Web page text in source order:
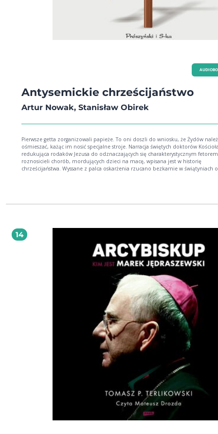
Antysemickie chrześcijaństwo
Artur Nowak, Stanisław Obirek
Pierwsze getta zorganizowali papieże. To oni doszli do wniosku, że Żydów
ośmieszać, każąc im nosić specjalne stroje. Narracja świętych doktorów
redukująca rodaków Jezusa do odznaczających się charakterystycznym fetorem
roznosicieli chorób, mordujących dzieci na macę, wpisana jest w historię
chrześcijaństwa. Wyssane z palca oskarżenia rzucano bezkarnie w świątyniach
ponad dwóch tysięcy lat krzyżują Żydów. Przemilczana historia, która
Obirkiem bestsellerowych reportaży Babilon. Kryminalna historia Kościoła,
Władza, strach i pieniądze w polskim Kościele oraz Skandalistów w sutannach,
filozofem Ireneuszem Ziemińskim książki Chrześcijaństwo. Amoralna religia.
nastolatki molestowanej przez egzorcystów. Jest również autorem reportażu
Adwokaci. Zraniony zapał. Współautor podcastu Kryminalna historia Kościoła,
nagrodzonego Bestsellerem Empiku za 2022 rok. Kolejny sezon tego podcastu
otrzymał w roku 2023 nagrodę Best Audio. Od 2021 roku na kanale Sekielski
Studio prowadzi autorski podcast Wysłuchanie. Stanisław Obirek (ur. 1956)
antropolog, teolog, publicysta. Pracuje w Instytucie Ameryk i Europy
ocen polskiego katolicyzmu i nałożeniu na niego nakazów milczenia, wystąpił
stanu duchownego. Wydał m.in. Polak katolik? oraz Umysł wyzwolony. W
poszukiwaniu dojrzałego katolicyzmu. Współautor z Arturem Nowakiem
bestsellerowych reportaży Babilon. Kryminalna historia Kościoła, Gomora.
strach i pieniądze w polskim Kościele oraz Skandalistów w sutannach.
14